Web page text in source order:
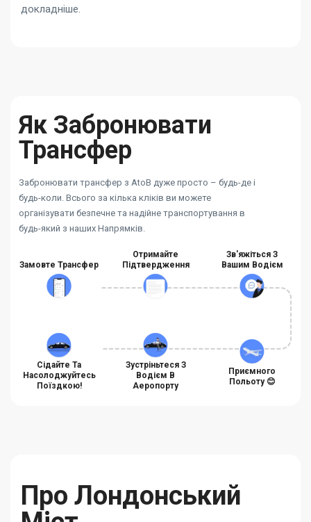
докладніше.
Як Забронювати
Трансфер
Забронювати трансфер з AtoB дуже просто – будь-де і
будь-коли. Всього за кілька кліків ви можете
організувати безпечне та надійне транспортування в
будь-який з наших Напрямків.
Замовте Трансфер
Отримайте
Підтвердження
Зв'яжіться З
Вашим Водієм
Сідайте Та
Насолоджуйтесь
Поїздкою!
Зустріньтеся З
Водієм В
Аеропорту
Приємного
Польоту 😊
Про Лондонський